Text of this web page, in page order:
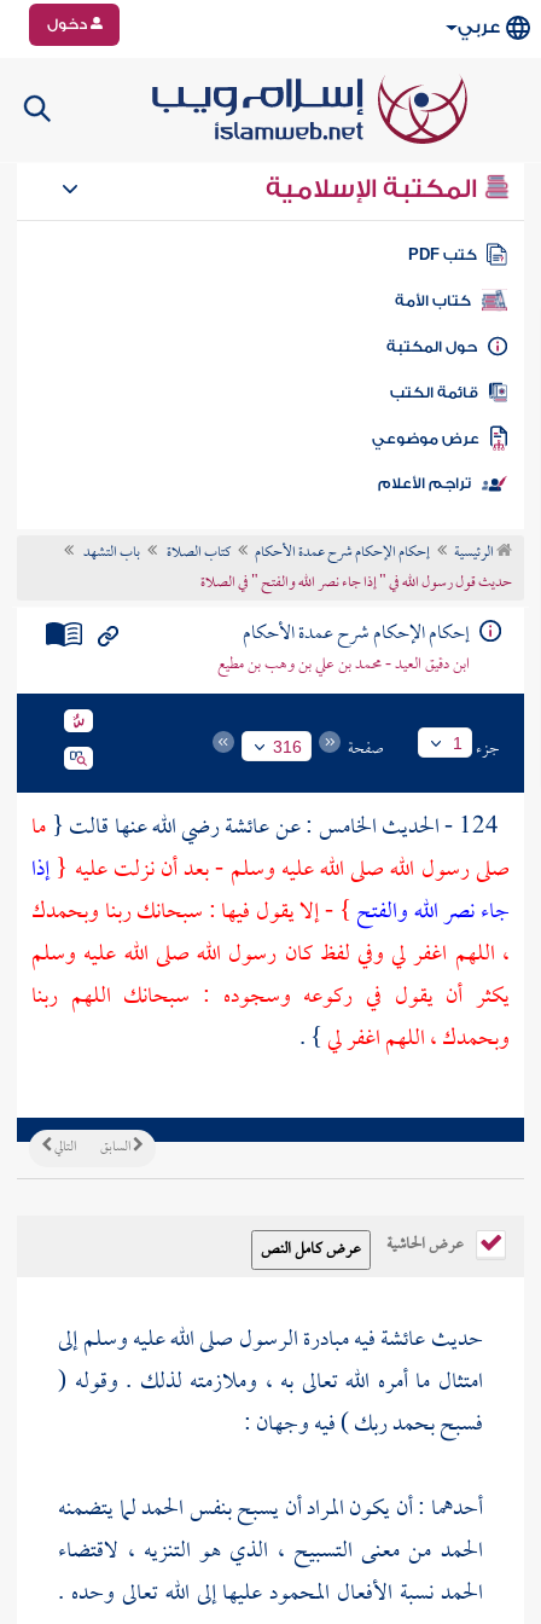
عربي دخول
المكتبة الإسلامية
كتب PDF
كتاب الأمة
المكتبة
الكتب
موضوعي
تراجم الأعلام
الرئيسية إحكام الإحكام شرح عمدة الأحكام كتاب الصلاة
باب التشهد
حديث قول رسول الله في " إذا جاء نصر الله والفتح " في الصلاة
إحكام الإحكام شرح عمدة الأحكام
ابن دقيق العيد - محمد بن علي بن وهب بن مطيع
جزء 1 صفحة 316
عائشةرضي الله عنها قالت {ما
صلى رسول الله صلى الله عليه وسلم - بعد أن نزلت عليه {إذا
جاء نصر الله والفتح} - إلا يقول فيها : سبحانك ربنا وبحمدك
، اللهم اغفر لي وفي لفظ كان رسول الله صلى الله عليه وسلم
يكثر أن يقول في ركوعه وسجوده : سبحانك اللهم ربنا
وبحمدك ، اللهم اغفر لي} .
التالي السابق
عرض الحاشية
حديثعائشةفيه مبادرة الرسول صلى الله عليه وسلم إلى
امتثال ما أمره الله تعالى به ، وملازمته لذلك . وقوله (
فسبح بحمد ربك ) فيه وجهان :
أحدهما : أن يكون المراد أن يسبح بنفس الحمد لما يتضمنه
الحمد من معنى التسبيح ، الذي هو التنزيه ، لاقتضاء
الحمد نسبة الأفعال المحمود عليها إلى الله تعالى وحده .